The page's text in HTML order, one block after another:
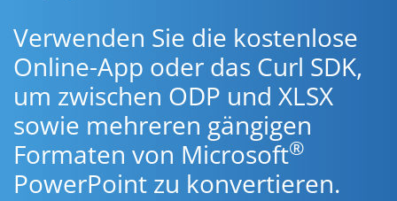
Verwenden Sie die kostenlose
Online-App oder das Curl SDK,
um zwischen ODP und XLSX
sowie mehreren gängigen
Formaten von Microsoft®
PowerPoint zu konvertieren.